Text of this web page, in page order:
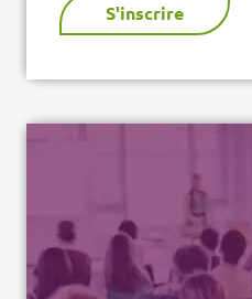
S'inscrire